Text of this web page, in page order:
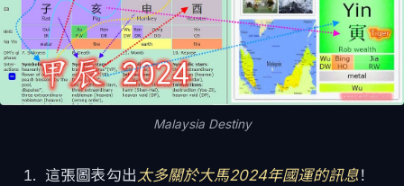
Malaysia Destiny
這張圖表勾出太多關於大馬2024年國運的訊息！